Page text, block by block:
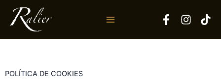
contenido
POLÍTICA DE COOKIES